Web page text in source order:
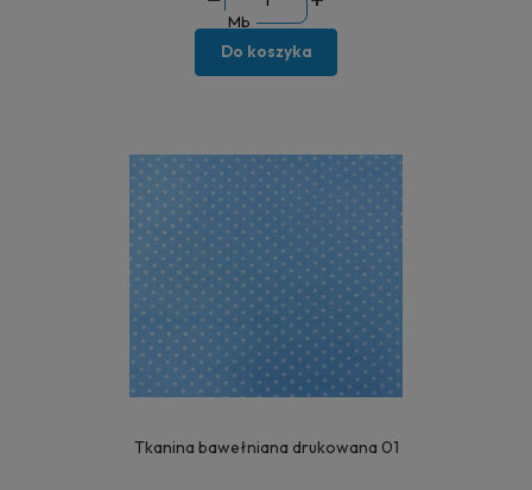
Mb
Do koszyka
Tkanina bawełniana drukowana 01